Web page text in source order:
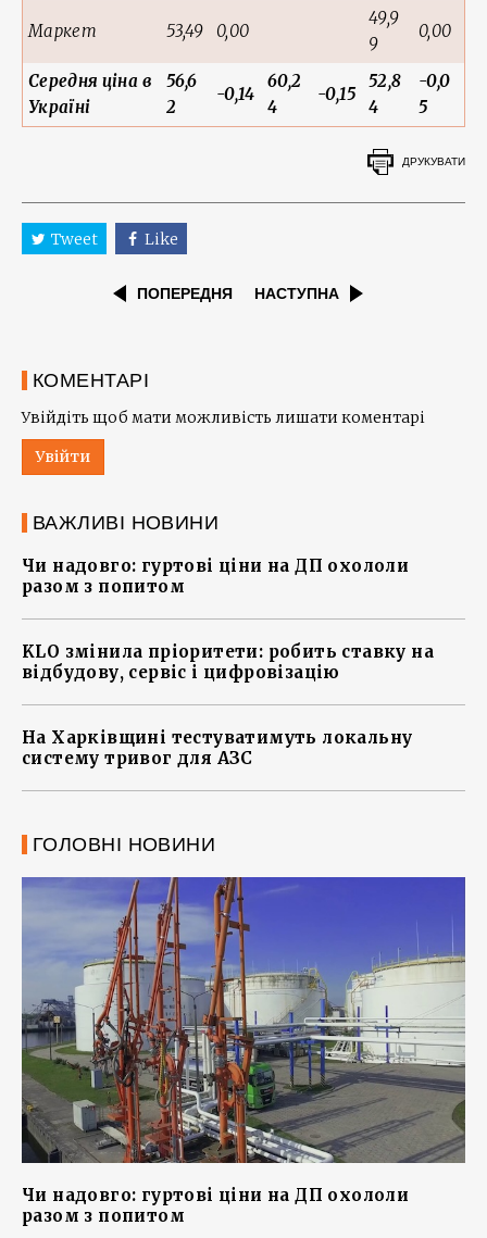
Маркет 53,49 0,00
49,9
9
0,00
Середня ціна в
Україні
56,6
2
-0,14
60,2
4
-0,15
52,8
4
-0,0
5
ДРУКУВАТИ
Tweet Like
ПОПЕРЕДНЯ НАСТУПНА
КОМЕНТАРІ
Увійдіть щоб мати можливість лишати коментарі
Увійти
ВАЖЛИВІ НОВИНИ
Чи надовго: гуртові ціни на ДП охололи
разом з попитом
KLO змінила пріоритети: робить ставку на
відбудову, сервіс і цифровізацію
На Харківщині тестуватимуть локальну
систему тривог для АЗС
ГОЛОВНІ НОВИНИ
Чи надовго: гуртові ціни на ДП охололи
разом з попитом